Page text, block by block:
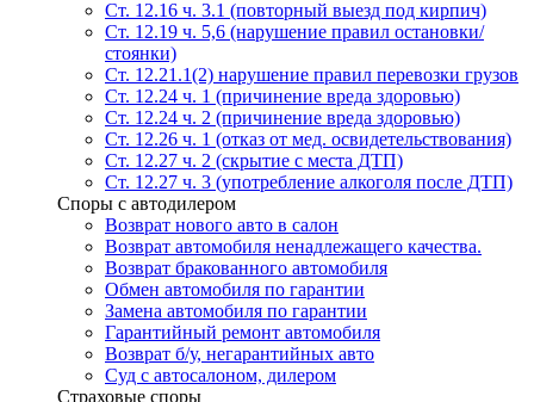
Ст. 12.16 ч. 3.1 (повторный выезд под кирпич)
Ст. 12.19 ч. 5,6 (нарушение правил остановки/
стоянки)
Ст. 12.21.1(2) нарушение правил перевозки грузов
Ст. 12.24 ч. 1 (причинение вреда здоровью)
Ст. 12.24 ч. 2 (причинение вреда здоровью)
Ст. 12.26 ч. 1 (отказ от мед. освидетельствования)
Ст. 12.27 ч. 2 (скрытие с места ДТП)
Ст. 12.27 ч. 3 (употребление алкоголя после ДТП)
Споры с автодилером
Возврат нового авто в салон
Возврат автомобиля ненадлежащего качества.
Возврат бракованного автомобиля
Обмен автомобиля по гарантии
Замена автомобиля по гарантии
Гарантийный ремонт автомобиля
Возврат б/у, негарантийных авто
Суд с автосалоном, дилером
Страховые споры